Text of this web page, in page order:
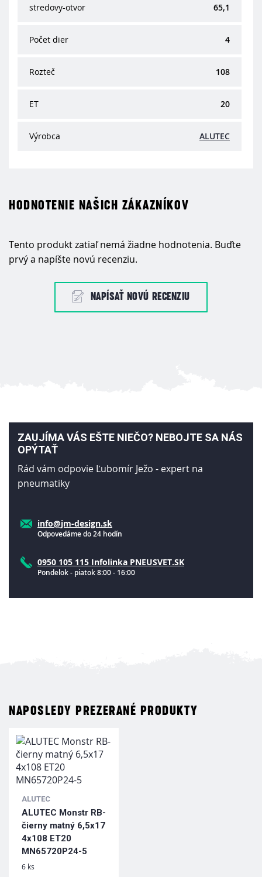
stredovy-otvor 65,1
Počet dier 4
Rozteč 108
ET 20
Výrobca ALUTEC
HODNOTENIE NAŠICH ZÁKAZNÍKOV
Tento produkt zatiaľ nemá žiadne hodnotenia. Buďte
prvý a napíšte novú recenziu.
NAPÍSAŤ NOVÚ RECENZIU
ZAUJÍMA VÁS EŠTE NIEČO? NEBOJTE SA NÁS
OPÝTAŤ
Rád vám odpovie Ľubomír Ježo - expert na
pneumatiky
info@jm-design.sk
Odpovedáme do 24 hodín
0950 105 115 Infolinka PNEUSVET.SK
Pondelok - piatok 8:00 - 16:00
NAPOSLEDY PREZERANÉ PRODUKTY
ALUTEC
ALUTEC Monstr RB-
čierny matný 6,5x17
4x108 ET20
MN65720P24-5
6 ks